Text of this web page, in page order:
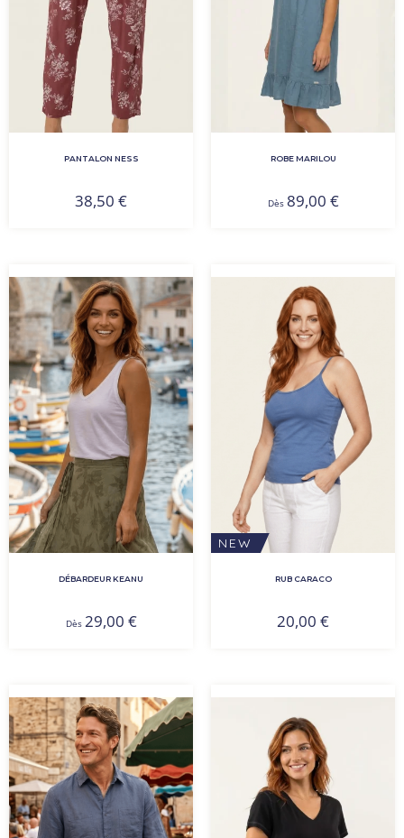
PANTALON NESS
38,50 €
ROBE MARILOU
Dès 89,00 €
DÉBARDEUR KEANU
Dès 29,00 €
NEW
RUB CARACO
20,00 €